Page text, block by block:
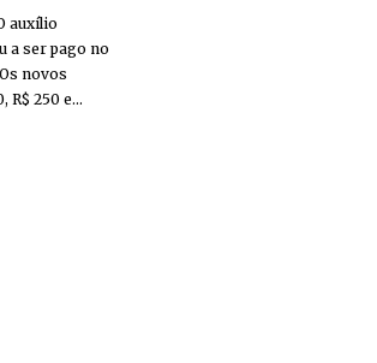
a ser pago no
novos
R$ 250 e...